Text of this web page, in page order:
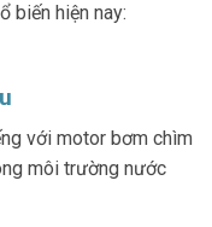
biến hiện nay:
với motor bơm chìm
môi trường nước